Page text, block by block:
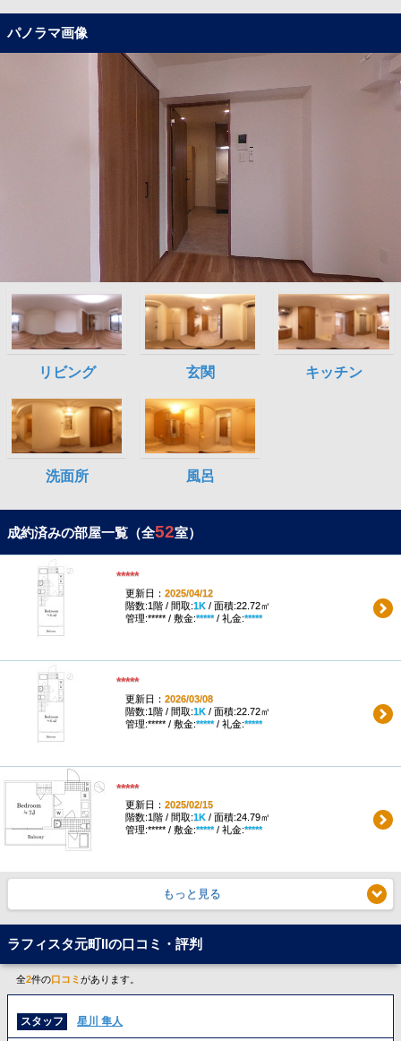
パノラマ画像
成約済みの部屋一覧（全52室）
*****
更新日： 2025/04/12
階数:1階 / 間取:1K/ 面積:22.72㎡
管理:***** / 敷金:*****/ 礼金:*****
*****
更新日： 2026/03/08
階数:1階 / 間取:1K/ 面積:22.72㎡
管理:***** / 敷金:*****/ 礼金:*****
*****
更新日： 2025/02/15
階数:1階 / 間取:1K/ 面積:24.79㎡
管理:***** / 敷金:*****/ 礼金:*****
もっと見る
ラフィスタ元町IIの口コミ・評判
全2件の口コミ があります。
スタッフ 星川 隼人